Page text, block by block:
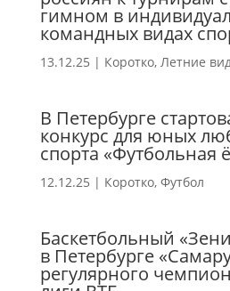
гимном в
командных видах
13.12.25 | Коротко, Летние
В Петербурге
конкурс для юных
спорта «Футбольная
12.12.25 | Коротко, Футбол
Баскетбольный
в Петербурге
регулярного